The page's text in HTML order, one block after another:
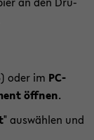
oder im PC-​
öff­nen.
" aus­wäh­len und